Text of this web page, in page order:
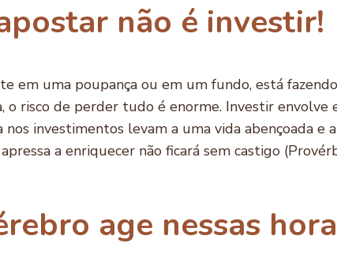
não é investir!
em uma poupança ou em um fundo, está
o risco de perder tudo é enorme. Investir
nos investimentos levam a uma vida abençoada e
a enriquecer não ficará sem castigo
age nessas